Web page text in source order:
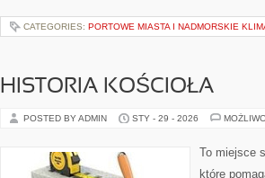
CATEGORIES: PORTOWE MIASTA I NADMORSKIE
HISTORIA KOŚCIOŁA
POSTED BY ADMIN STY - 29 - 2026
To miejsce
które